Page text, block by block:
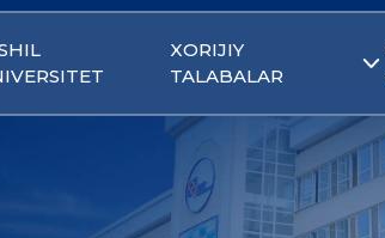
XORIJIY
TALABALAR